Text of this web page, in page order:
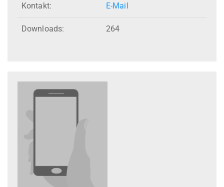
Kontakt: E-Mail
Downloads: 264